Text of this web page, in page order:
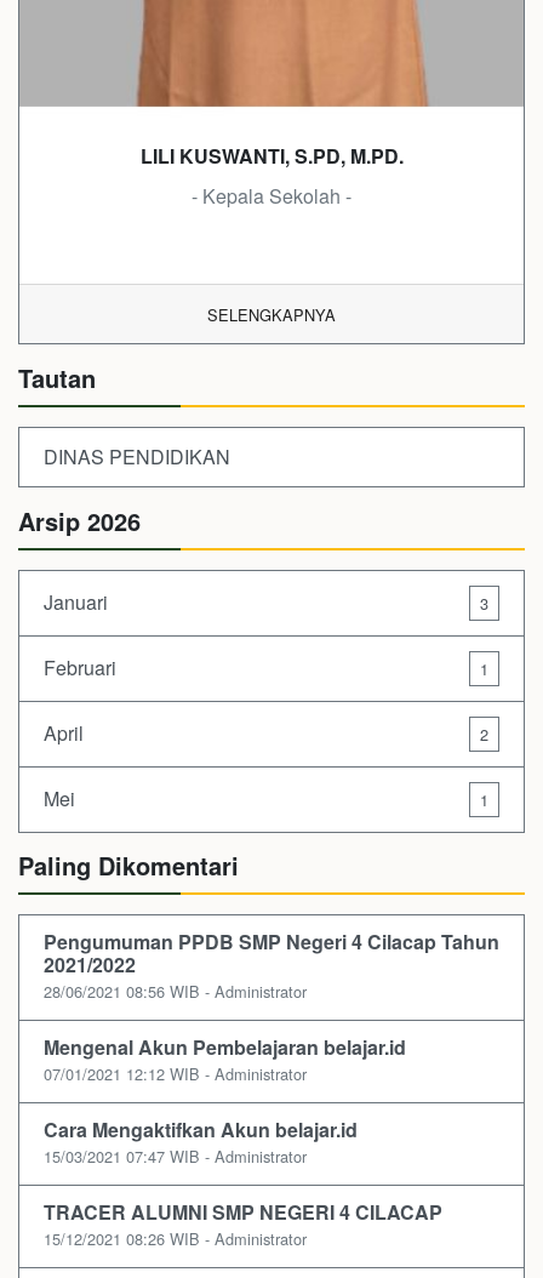
LILI KUSWANTI, S.PD, M.PD.
- Kepala Sekolah -
SELENGKAPNYA
Tautan
DINAS PENDIDIKAN
Arsip 2026
Januari 3
Februari 1
April 2
Mei 1
Paling Dikomentari
Pengumuman PPDB SMP Negeri 4 Cilacap Tahun
2021/2022
28/06/2021 08:56 WIB - Administrator
Mengenal Akun Pembelajaran belajar.id
07/01/2021 12:12 WIB - Administrator
Cara Mengaktifkan Akun belajar.id
15/03/2021 07:47 WIB - Administrator
TRACER ALUMNI SMP NEGERI 4 CILACAP
15/12/2021 08:26 WIB - Administrator